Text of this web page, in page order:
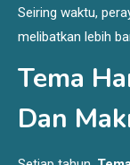
Seiring waktu,
melibatkan lebih
Tema
Dan